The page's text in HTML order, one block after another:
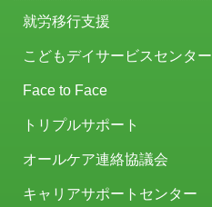
就労移行支援
こどもデイサービスセンター
Face to Face
トリプルサポート
オールケア連絡協議会
キャリアサポートセンター